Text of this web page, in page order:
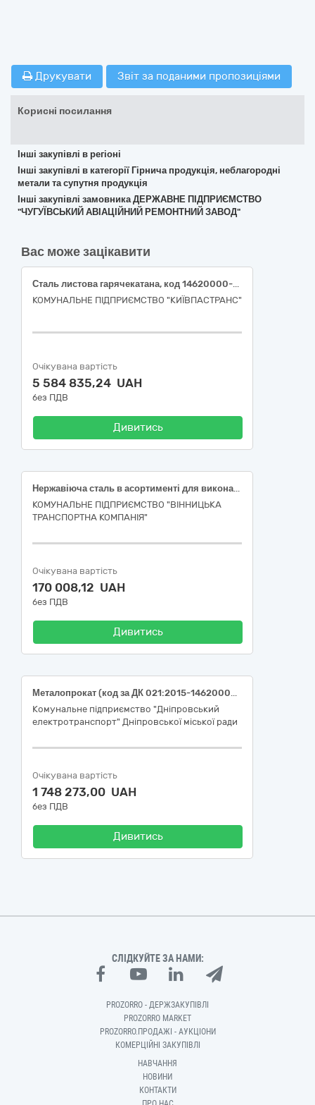
Друкувати Звіт за поданими пропозиціями
Корисні посилання
Інші закупівлі в регіоні
Інші закупівлі в категорії Гірнича продукція, неблагородні
метали та супутня продукція
Інші закупівлі замовника ДЕРЖАВНЕ ПІДПРИЄМСТВО
"ЧУГУЇВСЬКИЙ АВІАЦІЙНИЙ РЕМОНТНИЙ ЗАВОД"
Вас може зацікавити
Сталь листова гарячекатана, код 14620000-3 за ДК 021:2015 «Сплави»
КОМУНАЛЬНЕ ПІДПРИЄМСТВО "КИЇВПАСТРАНС"
Очікувана вартість
5 584 835,24 UAH
без ПДВ
Дивитись
Нержавіюча сталь в асортименті для виконання робіт по ремонту рухомого складу
КОМУНАЛЬНЕ ПІДПРИЄМСТВО "ВІННИЦЬКА
ТРАНСПОРТНА КОМПАНІЯ"
Очікувана вартість
170 008,12 UAH
без ПДВ
Дивитись
Металопрокат (код за ДК 021:2015-14620000-3 Сплави)
Комунальне підприємство "Дніпровський
електротранспорт" Дніпровської міської ради
Очікувана вартість
1 748 273,00 UAH
без ПДВ
Дивитись
СЛІДКУЙТЕ ЗА НАМИ:
PROZORRO - ДЕРЖЗАКУПІВЛІ
PROZORRO MARKET
PROZORRO.ПРОДАЖІ - АУКЦІОНИ
КОМЕРЦІЙНІ ЗАКУПІВЛІ
НАВЧАННЯ
НОВИНИ
КОНТАКТИ